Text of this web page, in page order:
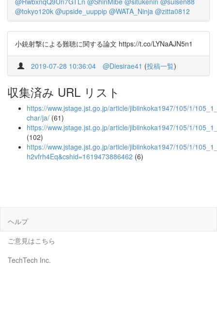
@tokyo120k @upside_uuppip @WATA_Ninja @zitta0812
小銃射撃による難聴に関する論文 https://t.co/LYNaAJN5n1
2019-07-28 10:36:04 @Diesirae41 (投稿一覧)
収集済み URL リスト
https://www.jstage.jst.go.jp/article/jibiinkoka1947/105/1/
char/ja/ (61)
https://www.jstage.jst.go.jp/article/jibiinkoka1947/105/1/
(102)
https://www.jstage.jst.go.jp/article/jibiinkoka1947/105/1/
h2vfrh4Eq&cshid=1619473886462 (6)
ヘルプ
ご意見はこちら
TechTech Inc.